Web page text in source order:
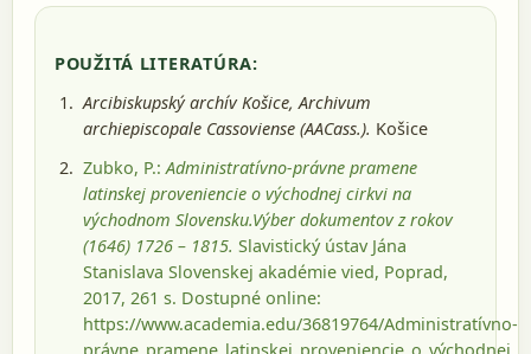
POUŽITÁ LITERATÚRA:
Arcibiskupský archív Košice, Archivum
archiepiscopale Cassoviense (AACass.). Košice
Zubko, P.:Administratívno-právne pramene
latinskej proveniencie o východnej cirkvi na
východnom Slovensku.Výber dokumentov z rokov
(1646) 1726 – 1815. Slavistický ústav Jána
Stanislava Slovenskej akadémie vied, Poprad,
2017, 261 s. Dostupné online:
https://www.academia.edu/36819764/Administratívno-